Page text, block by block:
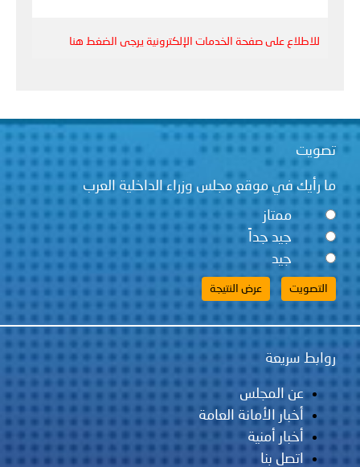
للاطلاع على صفحة الخدمات الإلكترونية يرجى الضغط هنا
تصويت
ما رأيك في موقع مجلس وزراء الداخلية العرب
ممتاز
جيد جداً
جيد
روابط سريعة
عن المجلس
أخبار الأمانة العامة
أخبار أمنية
اتصل بنا